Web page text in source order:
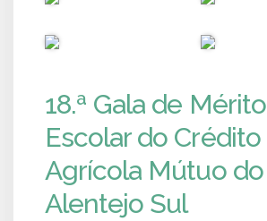
18.ª Gala de Mérito
Escolar do Crédito
Agrícola Mútuo do
Alentejo Sul